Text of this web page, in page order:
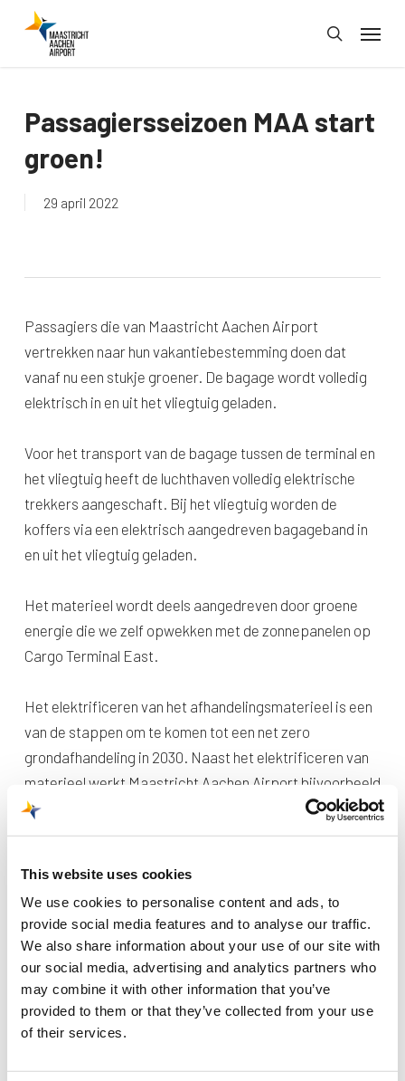
This website uses cookies
We use cookies to personalise content and ads, to
provide social media features and to analyse our traffic.
We also share information about your use of our site with
our social media, advertising and analytics partners who
may combine it with other information that you’ve
provided to them or that they’ve collected from your use
of their services.
search
Menu
Passagiersseizoen MAA start
groen!
29 april 2022
Passagiers die van Maastricht Aachen Airport
vertrekken naar hun vakantiebestemming doen dat
vanaf nu een stukje groener. De bagage wordt volledig
elektrisch in en uit het vliegtuig geladen.
Voor het transport van de bagage tussen de terminal en
het vliegtuig heeft de luchthaven volledig elektrische
trekkers aangeschaft. Bij het vliegtuig worden de
koffers via een elektrisch aangedreven bagageband in
en uit het vliegtuig geladen.
Het materieel wordt deels aangedreven door groene
energie die we zelf opwekken met de zonnepanelen op
Cargo Terminal East.
Het elektrificeren van het afhandelingsmaterieel is een
van de stappen om te komen tot een net zero
grondafhandeling in 2030. Naast het elektrificeren van
materieel werkt Maastricht Aachen Airport bijvoorbeeld
momenteel plannen uit voor de aanleg van een
zonnepark voor de opwek van groene stroom. Zo
dat we uit de atmosfeer verwijderen. Net zero dus.